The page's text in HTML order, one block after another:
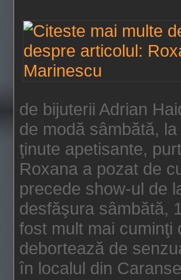
de bijuterii Adrian
de modă sâmbătă,
ţinute apetisante,
Roxana a pozat de
precede show-ul de
desfăşura sâmbătă,
fost mult mai
debortează de
în localul din